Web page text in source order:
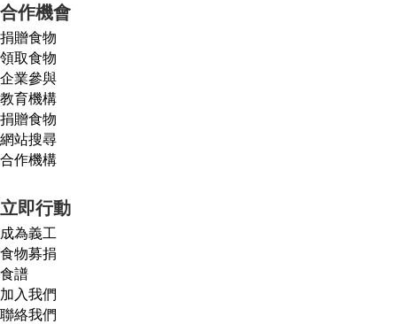
合作機會
捐贈食物
領取食物
企業參與
教育機構
捐贈食物
網站搜尋
合作機構
立即行動
成為義工
食物募捐
食譜
加入我們
聯絡我們